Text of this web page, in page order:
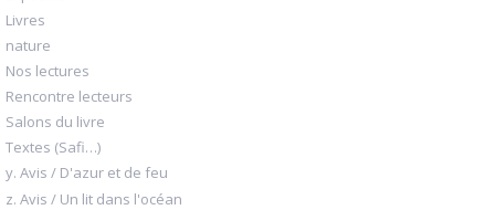
Livres
nature
Nos lectures
Rencontre lecteurs
Salons du livre
Textes (Safi…)
y. Avis / D'azur et de feu
z. Avis / Un lit dans l'océan